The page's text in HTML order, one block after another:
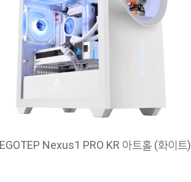
Nexus1 PRO KR 아트홀 (화이트)